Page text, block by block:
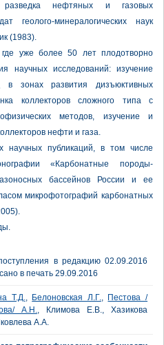
разведка нефтяных и газовых
геолого-минералогических наук
(1983).
уже более 50 лет плодотворно
научных исследований: изучение
в зонах развития дизъюктивных
коллекторов сложного типа с
методов, изучение и
нефти и газа.
научных публикаций, в том числе
«Карбонатные породы-
бассейнов России и ее
микрофотографий карбонатных
в редакцию 02.09.2016
в печать 29.09.2016
Т.Д., Белоновская Л.Г., Пестова /
А.Н., Климова Е.В., Хазикова
А.А.